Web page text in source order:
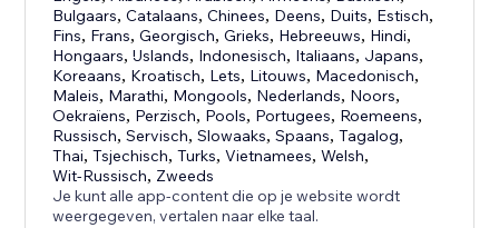
Bulgaars,Catalaans,Chinees, Deens, Duits, Estisch,
Fins, Frans,Georgisch,Grieks, Hebreeuws, Hindi,
Hongaars,IJslands, Indonesisch, Italiaans, Japans,
Koreaans, Kroatisch, Lets, Litouws, Macedonisch,
Maleis, Marathi, Mongools, Nederlands, Noors,
Oekraïens, Perzisch, Pools, Portugees, Roemeens,
Russisch,Servisch,Slowaaks,Spaans,Tagalog,
Thai,Tsjechisch,Turks,Vietnamees,Welsh,
Wit-Russisch, Zweeds
Je kunt alle app-content die op je website wordt
weergegeven, vertalen naar elke taal.